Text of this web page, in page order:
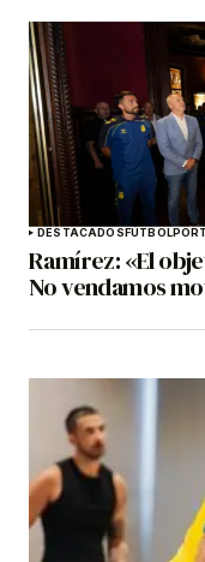
DESTACADOSFÚTBOL
Ramírez: «El
No vendamos